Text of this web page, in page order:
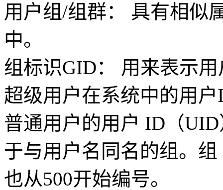
用户组/组群： 具有相似
中。
组标识GID： 用来表示
超级用户在系统中的用
普通用户的用户 ID（
于与用户名同名的组。
也从500开始编号。